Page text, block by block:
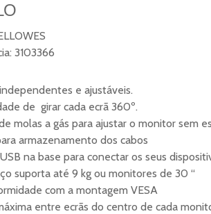
3103366
e ajustáveis.
de girar cada ecrã 360º.
molas a gás para ajustar o monitor sem
armazenamento dos cabos
na base para conectar os seus
suporta até 9 kg ou monitores de 30 “
com a montagem VESA
entre ecrãs do centro de cada